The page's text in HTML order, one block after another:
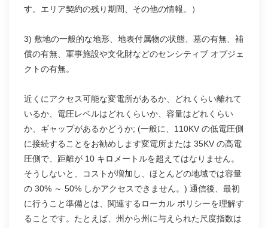
す。エリア契約の残り期間、その他の情報。）
3) 敷地の一般的な地形、地表付属物の状態、墓の有無、補
償の有無、軍事施設や文化財などのセンシティブ オブジェ
クトの有無。
近くにアクセス可能な変電所があるか、どれくらい離れて
いるか、電圧レベルはどれくらいか、容量はどれくらい
か、ギャップがあるかどうか; (一般に、110KV の低電圧側
に接続することをお勧めします変電所または 35KV の高電
圧側で、距離が 10 キロメートルを超えてはなりません。
そうしないと、コストが増加し、ほとんどの地域では容量
の 30% ～ 50% しかアクセスできません。) 通信後、最初
に行うこと準備とは、関連するローカル ポリシーを理解す
ることです。たとえば、州から州に与えられた尺度指数は